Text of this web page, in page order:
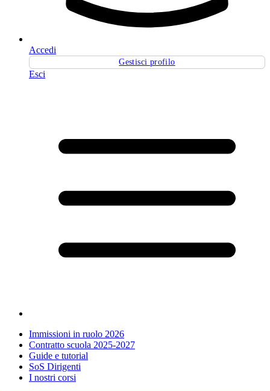
Accedi
Gestisci profilo
Esci
Immissioni in ruolo 2026
Contratto scuola 2025-2027
Guide e tutorial
SoS Dirigenti
I nostri corsi